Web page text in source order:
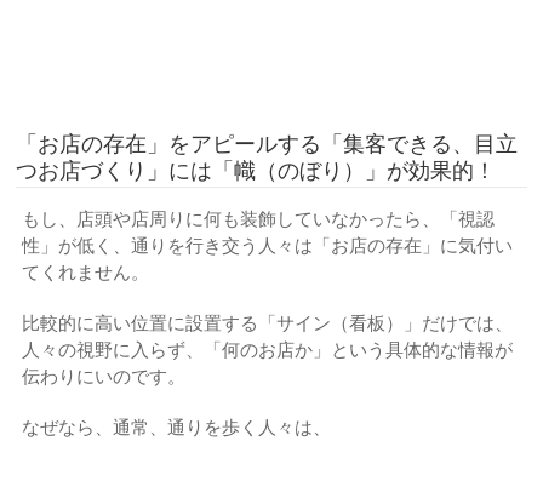
「お店の存在」をアピールする「集客できる、目立
つお店づくり」には「幟（のぼり）」が効果的！
もし、店頭や店周りに何も装飾していなかったら、「視認
性」が低く、通りを行き交う人々は「お店の存在」に気付い
てくれません。
比較的に高い位置に設置する「サイン（看板）」だけでは、
人々の視野に入らず、「何のお店か」という具体的な情報が
伝わりにいのです。
なぜなら、通常、通りを歩く人々は、